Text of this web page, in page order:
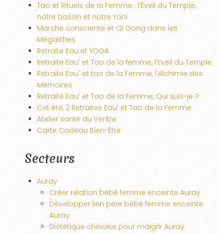
Tao et Rituels de la Femme : l’Éveil du Temple,
notre bassin et notre Yoni
Marche consciente et Qi Gong dans les
Mégalithes
Retraite Eau et YOGA
Retraite Eau' et Tao de la femme, l'Eveil du Temple
Retraite Eau' et tao de la Femme, l'Alchimie des
Mémoires
Retraite Eau' et Tao de la Femme, Qui suis-je ?
Cet été, 2 Retraites Eau’ et Tao de la Femme
Atelier santé du Ventre
Carte Cadeau Bien-Être
Secteurs
Auray
Créer relation bébé femme enceinte Auray
Développer lien père bébé femme enceinte
Auray
Diététique chinoise pour maigrir Auray